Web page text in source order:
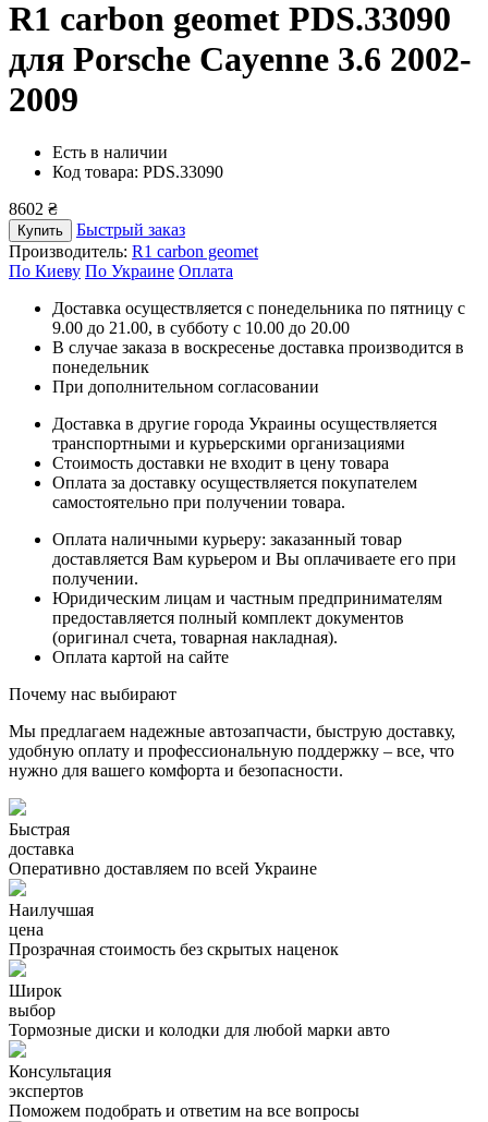
R1 carbon geomet PDS.33090
для Porsche Cayenne 3.6 2002-
2009
Есть в наличии
Код товара: PDS.33090
8602 ₴
Купить
Быстрый заказ
Производитель: R1 carbon geomet
По Киеву По Украине Оплата
Доставка осуществляется с понедельника по пятницу с
9.00 до 21.00, в субботу с 10.00 до 20.00
В случае заказа в воскресенье доставка производится в
понедельник
При дополнительном согласовании
Доставка в другие города Украины осуществляется
транспортными и курьерскими организациями
Стоимость доставки не входит в цену товара
Оплата за доставку осуществляется покупателем
самостоятельно при получении товара.
Оплата наличными курьеру: заказанный товар
доставляется Вам курьером и Вы оплачиваете его при
получении.
Юридическим лицам и частным предпринимателям
предоставляется полный комплект документов
(оригинал счета, товарная накладная).
Оплата картой на сайте
Почему нас выбирают
Мы предлагаем надежные автозапчасти, быструю доставку,
удобную оплату и профессиональную поддержку – все, что
нужно для вашего комфорта и безопасности.
Быстрая
доставка
Оперативно доставляем по всей Украине
Наилучшая
цена
Прозрачная стоимость без скрытых наценок
Широк
выбор
Тормозные диски и колодки для любой марки авто
Консультация
экспертов
Поможем подобрать и ответим на все вопросы